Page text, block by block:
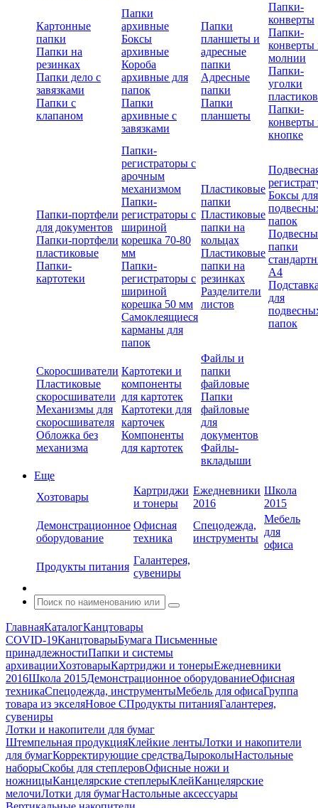
Картонные
папки
Папки на
резинках
Папки дело с
завязками
Папки с
клапаном
Папки
архивные
Боксы
архивные
Короба
архивные для
папок
Папки
архивные с
завязками
Папки
планшеты и
адресные
папки
Адресные
папки
Папки
планшеты
Папки-
конверты
Папки-
конверты
молнии
Папки-
уголки
Папки-
конверты
кнопке
Папки-портфели
для документов
Папки-портфели
пластиковые
Папки-
картотеки
Папки-
регистраторы с
арочным
механизмом
Папки-
регистраторы с
шириной
корешка 70-80
мм
Папки-
регистраторы с
шириной
корешка 50 мм
Самоклеящиеся
карманы для
папок
Пластиковые
папки
Пластиковые
папки на
кольцах
Пластиковые
папки на
резинках
Разделители
листов
Боксы для
папок
папки
А4
для
папок
Скоросшиватели
Пластиковые
скоросшиватели
Механизмы для
скоросшивателя
Обложка без
механизма
Картотеки и
компоненты
для картотек
Картотеки для
карточек
Компоненты
для картотек
Файлы и
папки
файловые
Папки
файловые
для
документов
Файлы-
вкладыши
Еще
Хозтовары
Картриджи
и тонеры
Ежедневники
2016
Школа
2015
Демонстрационное
оборудование
Офисная
техника
Спецодежда,
инструменты
Мебель
для
офиса
Продукты питания
Галантерея,
сувениры
ГлавнаяКаталогКанцтовары
COVID-19КанцтоварыБумага Письменные
принадлежностиПапки и системы
архивацииХозтоварыКартриджи и тонерыЕжедневники
2016Школа 2015Демонстрационное оборудованиеОфисная
техникаСпецодежда, инструментыМебель для офисаГруппа
товара из экселяНовое СПродукты питанияГалантерея,
сувениры
Лотки и накопители для бумаг
Штемпельная продукцияКлейкие лентыЛотки и накопители
для бумагКорректирующие средстваДыроколыНастольные
наборыСкобы для степлеровОфисные ножи и
ножницыКанцелярские степлерыКлейКанцелярские
мелочиЛотки для бумагНастольные аксессуары